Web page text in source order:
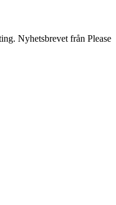
Nyhetsbrevet från Please